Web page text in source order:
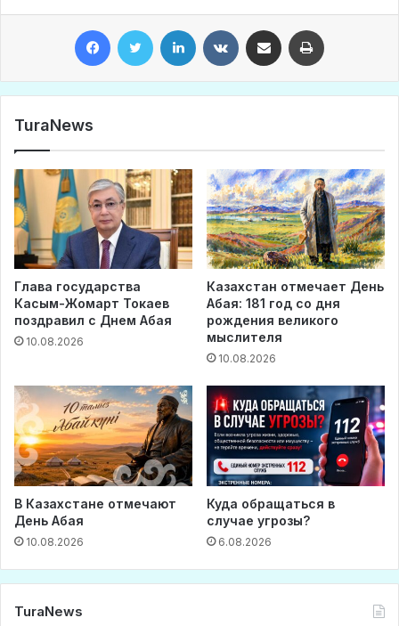
TuraNews
Глава государства
Касым-Жомарт Токаев
поздравил с Днем Абая
10.08.2026
Казахстан отмечает День
Абая: 181 год со дня
рождения великого
мыслителя
10.08.2026
В Казахстане отмечают
День Абая
10.08.2026
Куда обращаться в
случае угрозы?
6.08.2026
TuraNews